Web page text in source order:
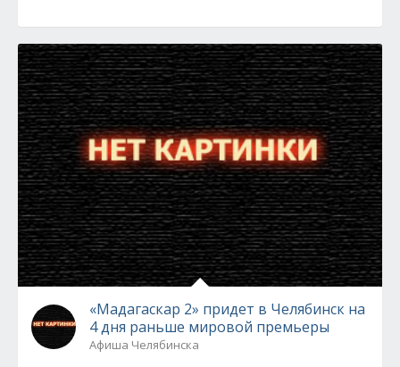
«Мадагаскар 2» придет в Челябинск на
4 дня раньше мировой премьеры
Афиша Челябинска